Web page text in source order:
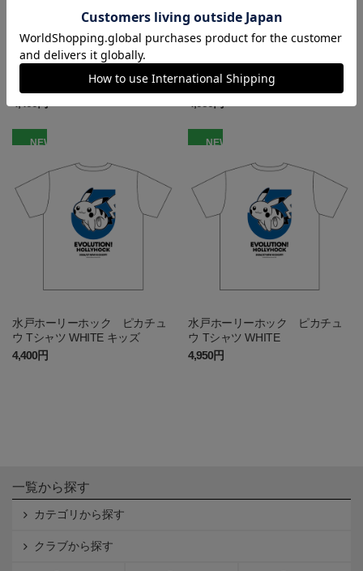
ウ Tシャツ BLACK キッズ
ウ Tシャツ BLACK
NEW
水戸ホーリーホック ピカチュ
ウ Tシャツ WHITE キッズ
4,400円
NEW
水戸ホーリーホック ピカチュ
ウ Tシャツ WHITE
4,950円
一覧から探す
カテゴリから探す
クラブから探す